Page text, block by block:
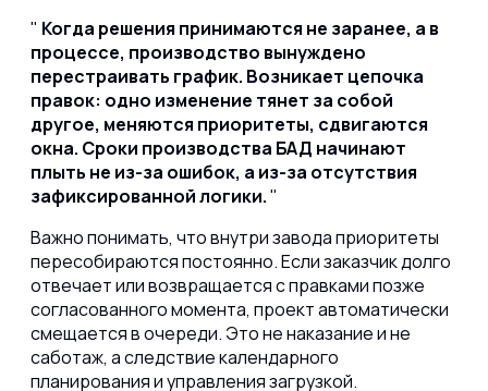
Когда решения принимаются не заранее, а в
процессе, производство вынуждено
перестраивать график. Возникает цепочка
правок: одно изменение тянет за собой
другое, меняются приоритеты, сдвигаются
окна. Сроки производства БАД начинают
плыть не из-за ошибок, а из-за отсутствия
зафиксированной логики.
Важно понимать, что внутри завода приоритеты
пересобираются постоянно. Если заказчик долго
отвечает или возвращается с правками позже
согласованного момента, проект автоматически
смещается в очереди. Это не наказание и не
саботаж, а следствие календарного
планирования и управления загрузкой.